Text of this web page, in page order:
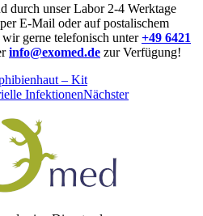
durch unser Labor 2-4 Werktage
E-Mail oder auf postalischem
gerne telefonisch unter+49 6421
info@exomed.de zur Verfügung!
– Kit
InfektionenNächster